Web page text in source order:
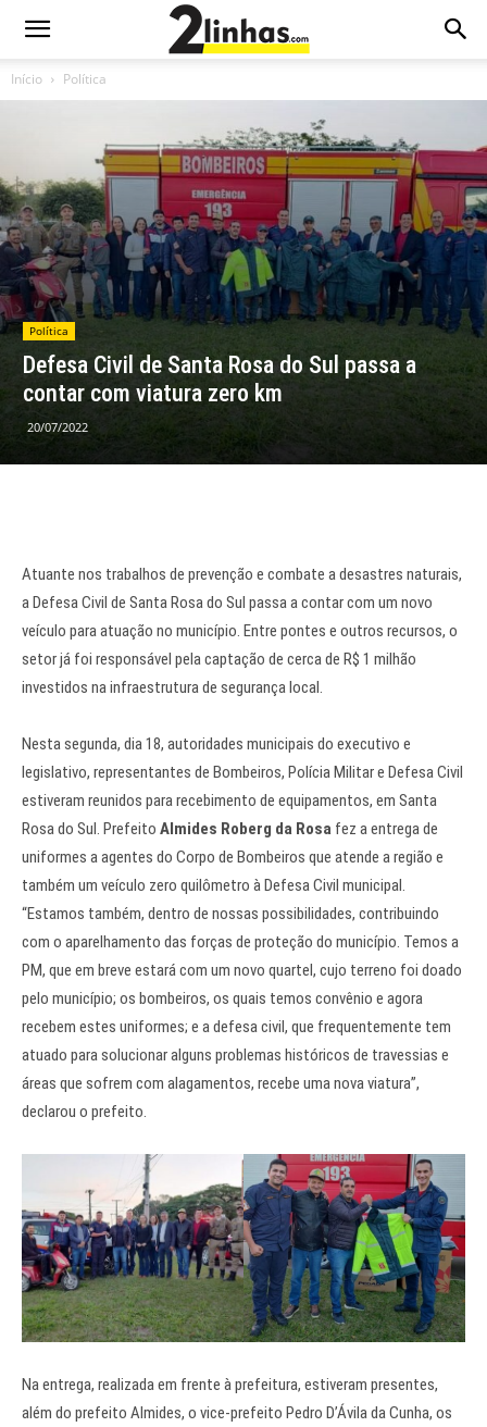
Início Política
Política
Defesa Civil de Santa Rosa do Sul passa a
contar com viatura zero km
20/07/2022
Atuante nos trabalhos de prevenção e combate a desastres naturais,
a Defesa Civil de Santa Rosa do Sul passa a contar com um novo
veículo para atuação no município. Entre pontes e outros recursos, o
setor já foi responsável pela captação de cerca de R$ 1 milhão
investidos na infraestrutura de segurança local.
Nesta segunda, dia 18, autoridades municipais do executivo e
legislativo, representantes de Bombeiros, Polícia Militar e Defesa Civil
estiveram reunidos para recebimento de equipamentos, em Santa
Rosa do Sul. Prefeito Almides Roberg da Rosa fez a entrega de
uniformes a agentes do Corpo de Bombeiros que atende a região e
também um veículo zero quilômetro à Defesa Civil municipal.
“Estamos também, dentro de nossas possibilidades, contribuindo
com o aparelhamento das forças de proteção do município. Temos a
PM, que em breve estará com um novo quartel, cujo terreno foi doado
pelo município; os bombeiros, os quais temos convênio e agora
recebem estes uniformes; e a defesa civil, que frequentemente tem
atuado para solucionar alguns problemas históricos de travessias e
áreas que sofrem com alagamentos, recebe uma nova viatura”,
declarou o prefeito.
Na entrega, realizada em frente à prefeitura, estiveram presentes,
além do prefeito Almides, o vice-prefeito Pedro D’Ávila da Cunha, os